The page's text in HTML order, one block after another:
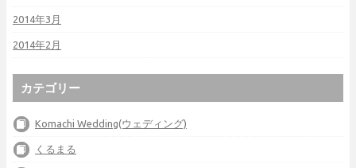
2014年3月
2014年2月
カテゴリー
Komachi Wedding(ウェディング)
くるまる